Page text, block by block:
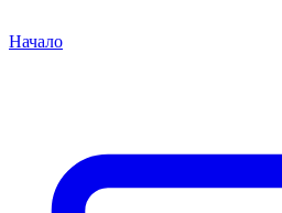
Начало